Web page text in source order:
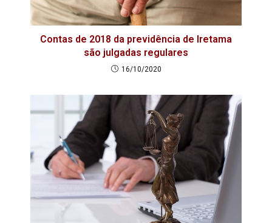
Contas de 2018 da previdência de Iretama
são julgadas regulares
16/10/2020